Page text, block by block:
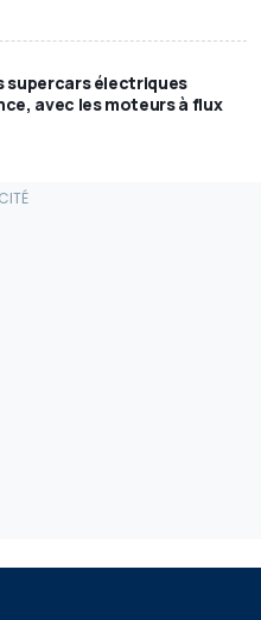
supercars électriques
avec les moteurs à flux